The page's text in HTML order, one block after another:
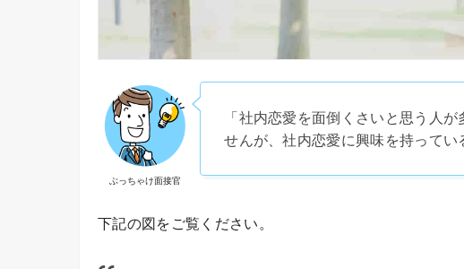
ぶっちゃけ面接官
「社内恋愛を面倒くさいと思う人
せんが、社内恋愛に興味を持ってい
下記の図をご覧ください。